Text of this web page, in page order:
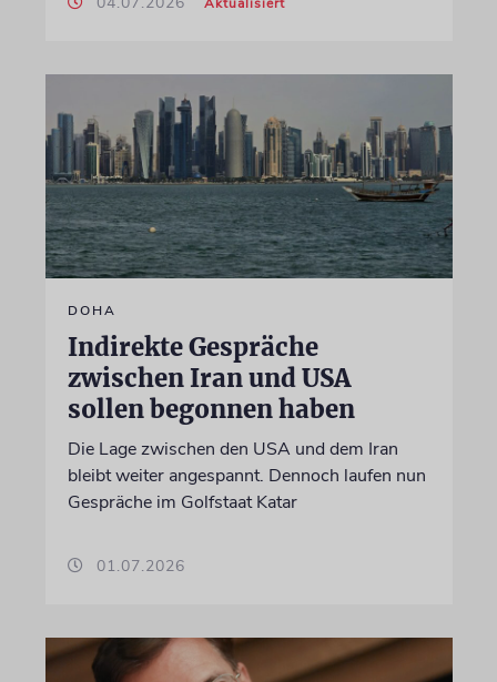
DOHA
Indirekte Gespräche
zwischen Iran und USA
sollen begonnen haben
Die Lage zwischen den USA und dem Iran
bleibt weiter angespannt. Dennoch laufen nun
Gespräche im Golfstaat Katar
01.07.2026